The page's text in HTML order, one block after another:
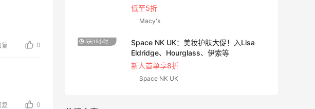
复 0
复 0
入手 Aesop、
低至5折
Macy's
5天15小时
Space NK UK：美妆护肤大促！入Lisa
Eldridge、Hourglass、伊索等
新人首单享8折
Space NK UK